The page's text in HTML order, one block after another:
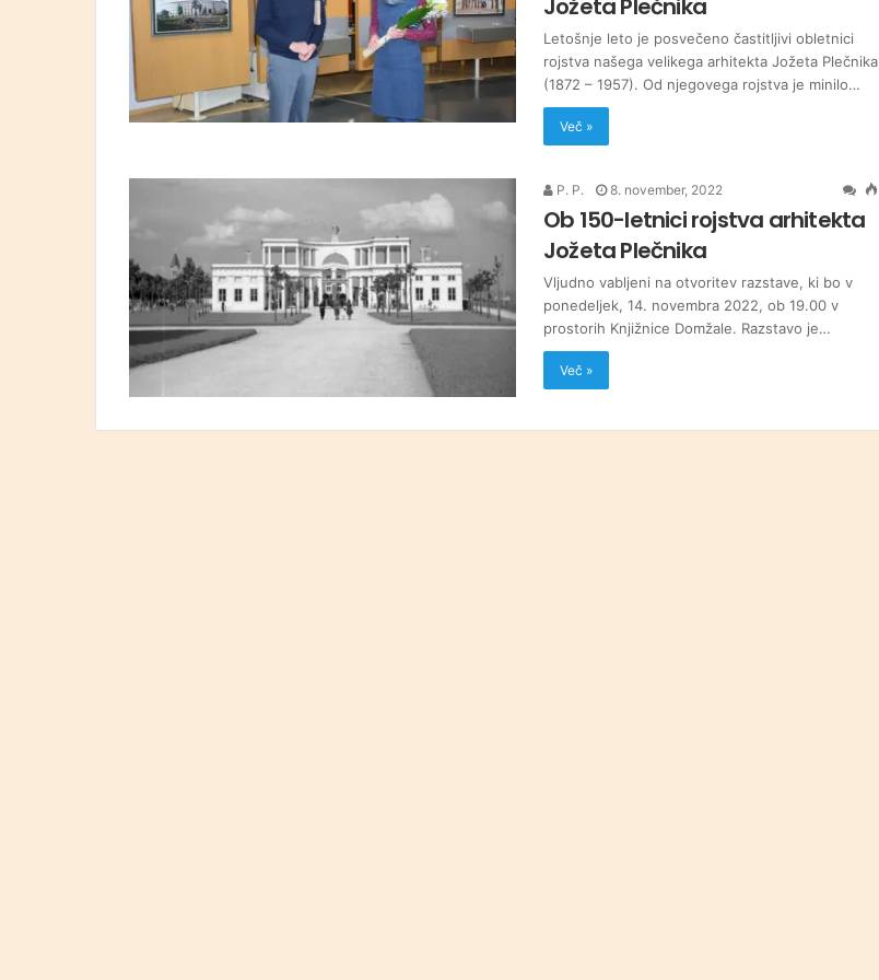
Jožeta Plečnika
Letošnje leto je posvečeno častitljivi obletnici
rojstva našega velikega arhitekta Jožeta Plečnika
(1872 – 1957). Od njegovega rojstva je minilo…
Več »
P. P. 8. november, 2022
Ob 150-letnici rojstva arhitekta
Jožeta Plečnika
Vljudno vabljeni na otvoritev razstave, ki bo v
ponedeljek, 14. novembra 2022, ob 19.00 v
prostorih Knjižnice Domžale. Razstavo je…
Več »